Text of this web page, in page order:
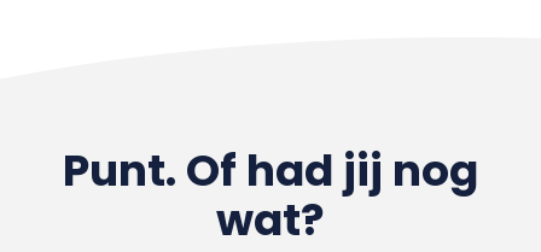
Punt. Of had jij nog
wat?